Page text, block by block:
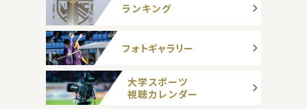
ランキング
フォトギャラリー
大学スポーツ
視聴カレンダー